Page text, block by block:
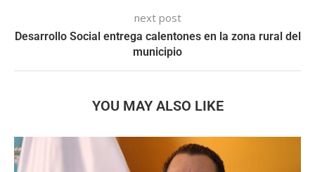
next post
Desarrollo Social entrega calentones en la zona rural del
municipio
YOU MAY ALSO LIKE